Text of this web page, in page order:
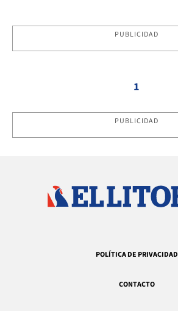
PUBLICIDAD
1
PUBLICIDAD
POLÍTICA DE PRIVACIDAD
CONTACTO